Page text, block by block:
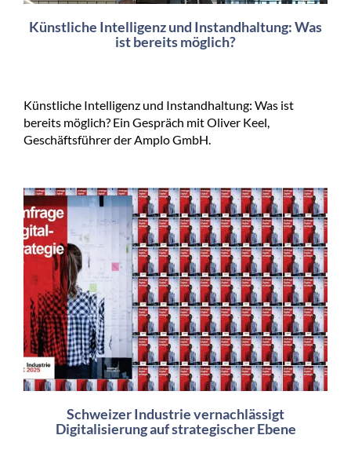
Künstliche Intelligenz und Instandhaltung: Was
ist bereits möglich?
Künstliche Intelligenz und Instandhaltung: Was ist
bereits möglich? Ein Gespräch mit Oliver Keel,
Geschäftsführer der Amplo GmbH.
Schweizer Industrie vernachlässigt
Digitalisierung auf strategischer Ebene